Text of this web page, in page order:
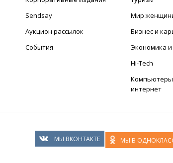
Sendsay
Аукцион рассылок
События
Мир
Бизнес и
Экономика
Hi-Tech
интернет
МЫ ВКОНТАКТЕ МЫ В